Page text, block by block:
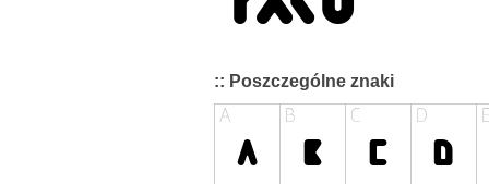
:: Poszczególne znaki